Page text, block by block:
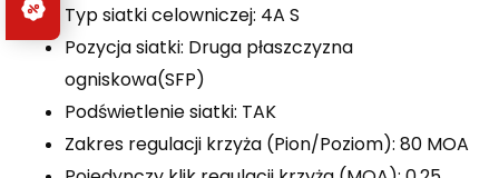
Typ siatki celowniczej: 4A S
Pozycja siatki: Druga płaszczyzna
ogniskowa(SFP)
Podświetlenie siatki: TAK
Zakres regulacji krzyża (Pion/Poziom): 80 MOA